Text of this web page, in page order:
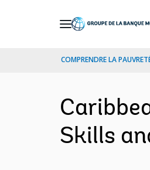
COMPRENDRE LA
Skills